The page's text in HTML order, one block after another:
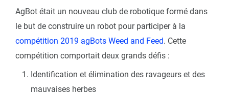
AgBot était un nouveau club de robotique formé dans
le but de construire un robot pour participer à la
compétition 2019 agBots Weed and Feed. Cette
compétition comportait deux grands défis :
Identification et élimination des ravageurs et des
mauvaises herbes